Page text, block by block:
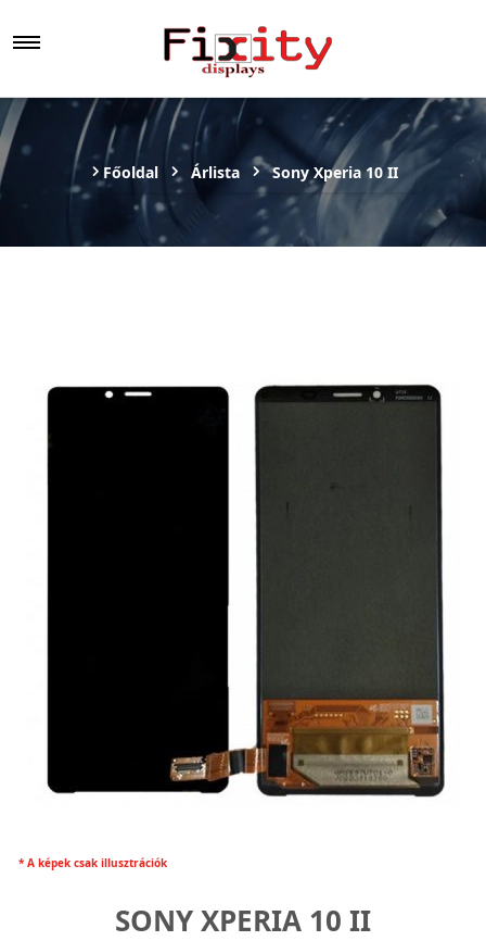
Főoldal Árlista Sony Xperia 10 II
* A képek csak illusztrációk
SONY XPERIA 10 II